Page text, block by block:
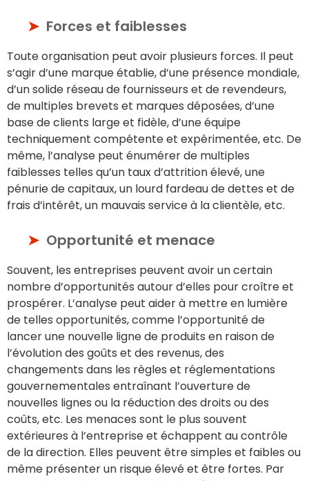
Forces et faiblesses
Toute organisation peut avoir plusieurs forces. Il peut
s’agir d’une marque établie, d’une présence mondiale,
d’un solide réseau de fournisseurs et de revendeurs,
de multiples brevets et marques déposées, d’une
base de clients large et fidèle, d’une équipe
techniquement compétente et expérimentée, etc. De
même, l’analyse peut énumérer de multiples
faiblesses telles qu’un taux d’attrition élevé, une
pénurie de capitaux, un lourd fardeau de dettes et de
frais d’intérêt, un mauvais service à la clientèle, etc.
Opportunité et menace
Souvent, les entreprises peuvent avoir un certain
nombre d’opportunités autour d’elles pour croître et
prospérer. L’analyse peut aider à mettre en lumière
de telles opportunités, comme l’opportunité de
lancer une nouvelle ligne de produits en raison de
l’évolution des goûts et des revenus, des
changements dans les règles et réglementations
gouvernementales entraînant l’ouverture de
nouvelles lignes ou la réduction des droits ou des
coûts, etc. Les menaces sont le plus souvent
extérieures à l’entreprise et échappent au contrôle
de la direction. Elles peuvent être simples et faibles ou
même présenter un risque élevé et être fortes. Par